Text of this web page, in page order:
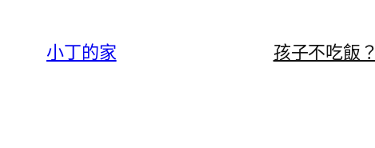
小丁的家 孩子不吃飯？